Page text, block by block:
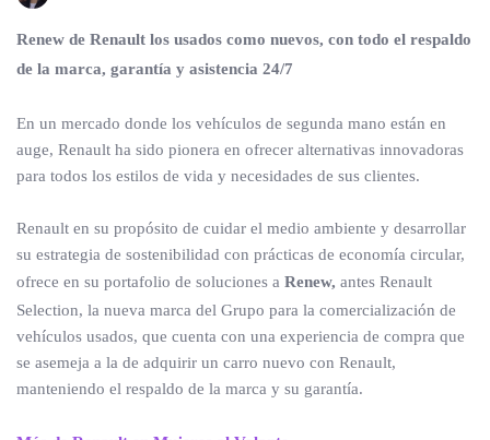
Renew de Renault los usados como nuevos, con todo el respaldo
de la marca, garantía y asistencia 24/7
En un mercado donde los vehículos de segunda mano están en
auge, Renault ha sido pionera en ofrecer alternativas innovadoras
para todos los estilos de vida y necesidades de sus clientes.
Renault en su propósito de cuidar el medio ambiente y desarrollar
su estrategia de sostenibilidad con prácticas de economía circular,
ofrece en su portafolio de soluciones a Renew, antes Renault
Selection, la nueva marca del Grupo para la comercialización de
vehículos usados, que cuenta con una experiencia de compra que
se asemeja a la de adquirir un carro nuevo con Renault,
manteniendo el respaldo de la marca y su garantía.